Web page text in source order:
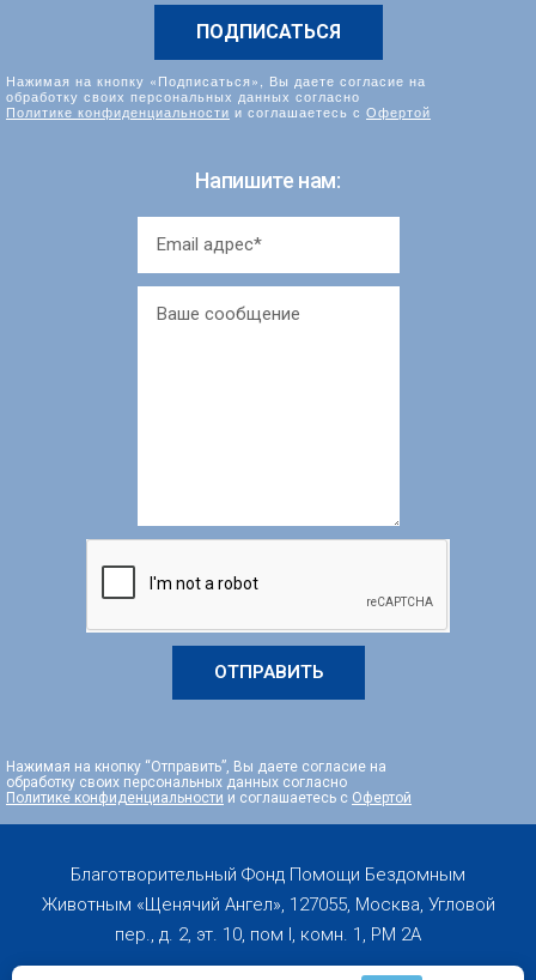
Нажимая на кнопку «Подписаться», Вы даете согласие на
обработку своих персональных данных согласно
Политике конфиденциальности и соглашаетесь с Офертой
Напишите нам:
ОТПРАВИТЬ
Нажимая на кнопку “Отправить”, Вы даете согласие на
обработку своих персональных данных согласно
Политике конфиденциальности и соглашаетесь с Офертой
Благотворительный Фонд Помощи Бездомным
Животным «Щенячий Ангел», 127055, Москва, Угловой
пер., д. 2, эт. 10, пом I, комн. 1, PM 2А